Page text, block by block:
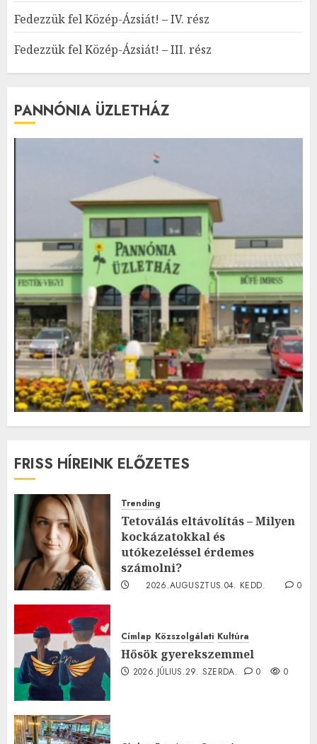
Fedezzük fel Közép-Ázsiát! – IV. rész
Fedezzük fel Közép-Ázsiát! – III. rész
PANNÓNIA ÜZLETHÁZ
FRISS HÍREINK ELŐZETES
Trending
Tetoválás eltávolítás – Milyen
kockázatokkal és
utókezeléssel érdemes
számolni?
2026.AUGUSZTUS.04. KEDD.
0
Címlap Közszolgálati Kultúra
Hősök gyerekszemmel
2026.JÚLIUS.29. SZERDA. 0 0